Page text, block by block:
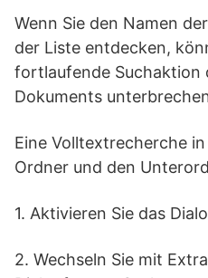
Wenn Sie den Namen
der Liste entdecken,
fortlaufende Suchaktion
Dokuments
Eine Volltextrecherche
Ordner und den
1. Aktivieren Sie das
2. Wechseln Sie mit